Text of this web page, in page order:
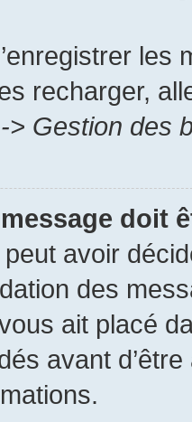
recharger,
> Gestion des
doit
peut avoir
des
ait placé
avant